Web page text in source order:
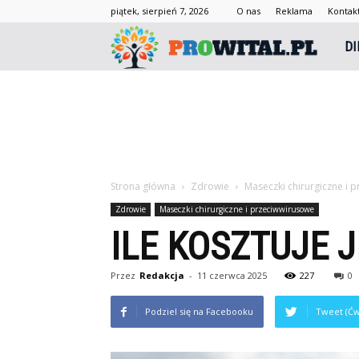
piątek, sierpień 7, 2026 O nas Reklama
Strona główna Zdrowie Maseczki chirurgiczne i
Zdrowie Maseczki chirurgiczne i przeciwwirusowe
ILE KOSZTUJE
Przez Redakcja - 11 czerwca 2025 227 0
Podziel się na Facebooku Tweet